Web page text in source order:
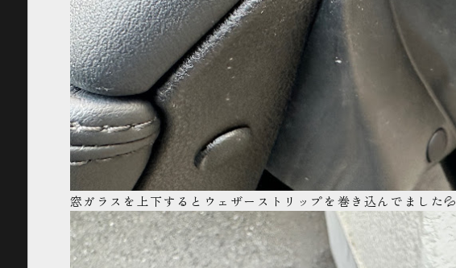
窓ガラスを上下するとウェザーストリップを巻き込んでました💦